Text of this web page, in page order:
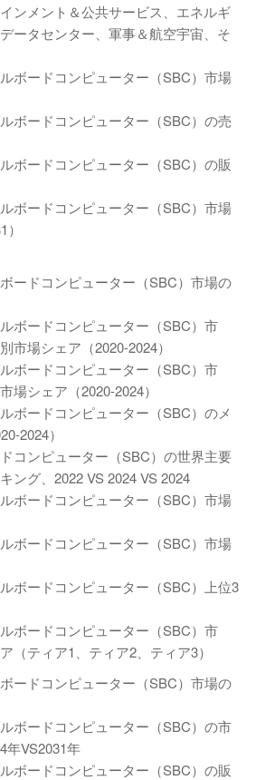
ンメント＆公共サービス、エネルギ
ータセンター、軍事＆航空宇宙、そ
ボードコンピューター（SBC）市場
ボードコンピューター（SBC）の売
ボードコンピューター（SBC）の販
ボードコンピューター（SBC）市場
ードコンピューター（SBC）市場の
ボードコンピューター（SBC）市
市場シェア（2020-2024）
ボードコンピューター（SBC）市
場シェア（2020-2024）
ボードコンピューター（SBC）のメ
2024）
コンピューター（SBC）の世界主要
ング、2022 VS 2024 VS 2024
ボードコンピューター（SBC）市場
ボードコンピューター（SBC）市場
ボードコンピューター（SBC）上位3
ボードコンピューター（SBC）市
（ティア1、ティア2、ティア3）
ードコンピューター（SBC）市場の
ボードコンピューター（SBC）の市
年VS2031年
ボードコンピューター（SBC）の販